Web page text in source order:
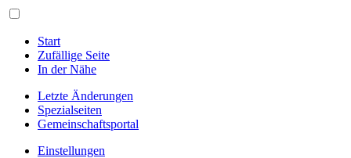
Start
Zufällige Seite
In der Nähe
Letzte Änderungen
Spezialseiten
Gemeinschafts­portal
Einstellungen